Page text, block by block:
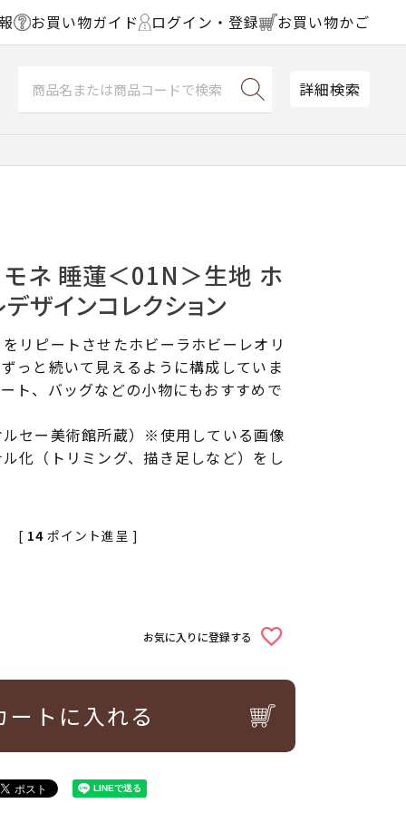
お買い物ガイド ログイン・登録 お買い物かご
詳細検索
モネ 睡蓮＜01N＞生地 ホ
ザインコレクション
リピートさせたホビーラホビーレオリ
っと続いて見えるように構成していま
ト、バッグなどの小物にもおすすめで
セー美術館所蔵）※使用している画像
化（トリミング、描き足しなど）をし
[ 14 ポイント進呈 ]
お気に入りに登録する
ートに入れる